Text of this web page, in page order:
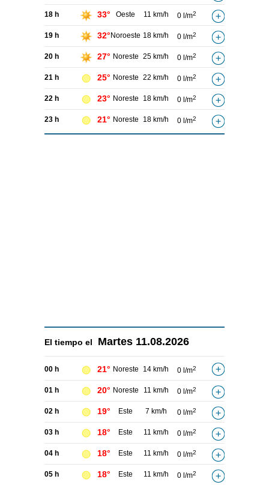
18 h 33° Oeste 11 km/h 0 l/m2
19 h 32° Noroeste 18 km/h 0 l/m2
20 h 27° Noreste 25 km/h 0 l/m2
21 h 25° Noreste 22 km/h 0 l/m2
22 h 23° Noreste 18 km/h 0 l/m2
23 h 21° Noreste 18 km/h 0 l/m2
El tiempo el Martes 11.08.2026
00 h 21° Noreste 14 km/h 0 l/m2
01 h 20° Noreste 11 km/h 0 l/m2
02 h 19° Este 7 km/h 0 l/m2
03 h 18° Este 11 km/h 0 l/m2
04 h 18° Este 11 km/h 0 l/m2
05 h 18° Este 11 km/h 0 l/m2